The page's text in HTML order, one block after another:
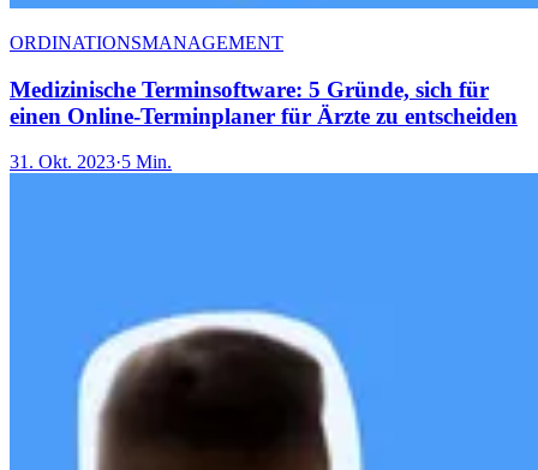
ORDINATIONSMANAGEMENT
Medizinische Terminsoftware: 5 Gründe, sich für
einen Online-Terminplaner für Ärzte zu entscheiden
31. Okt. 2023·5 Min.